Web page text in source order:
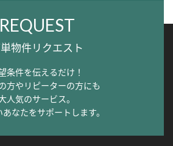
REQUEST
物件リクエスト
条件を伝えるだけ！
方やリピーターの方にも
人気のサービス。
なたをサポートします。